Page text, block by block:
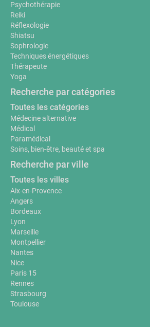
Psychothérapie
Reiki
Réflexologie
Shiatsu
Sophrologie
Techniques énergétiques
Thérapeute
Yoga
Recherche par catégories
Toutes les catégories
Médecine alternative
Médical
Paramédical
Soins, bien-être, beauté et spa
Recherche par ville
Toutes les villes
Aix-en-Provence
Angers
Bordeaux
Lyon
Marseille
Montpellier
Nantes
Nice
Paris 15
Rennes
Strasbourg
Toulouse